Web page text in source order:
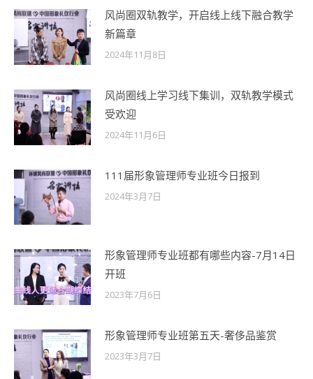
风尚圈双轨教学，开启线上线下融合教学
新篇章
2024年11月8日
风尚圈线上学习线下集训，双轨教学模式
受欢迎
2024年11月6日
111届形象管理师专业班今日报到
2024年3月7日
形象管理师专业班都有哪些内容-7月14日
开班
2023年7月6日
形象管理师专业班第五天-奢侈品鉴赏
2023年3月7日